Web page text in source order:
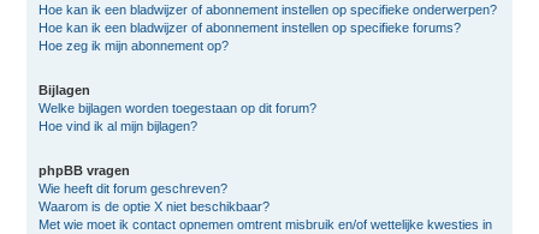
Hoe kan ik een bladwijzer of abonnement instellen op specifieke onderwerpen?
Hoe kan ik een bladwijzer of abonnement instellen op specifieke forums?
Hoe zeg ik mijn abonnement op?
Bijlagen
Welke bijlagen worden toegestaan op dit forum?
Hoe vind ik al mijn bijlagen?
phpBB vragen
Wie heeft dit forum geschreven?
Waarom is de optie X niet beschikbaar?
Met wie moet ik contact opnemen omtrent misbruik en/of wettelijke kwesties in